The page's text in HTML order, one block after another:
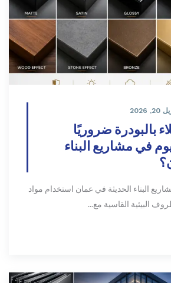
2026
بالبودرة ضروريًا
في مشاريع البناء
البناء الحديثة في عمان استخدام مواد
البيئية القاسية مع...